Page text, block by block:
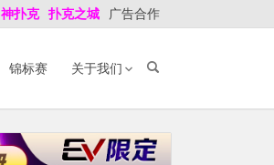
神扑克 扑克之城 广告合作
锦标赛 关于我们